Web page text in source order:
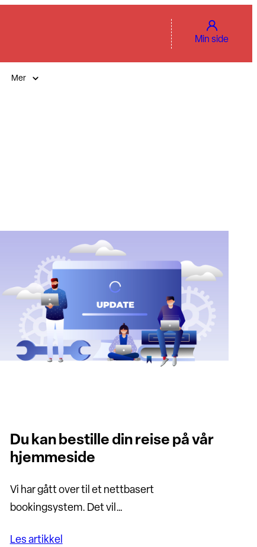
Min side
Mer
Du kan bestille din reise på vår
hjemmeside
Vi har gått over til et nettbasert
bookingsystem. Det vil…
Les artikkel